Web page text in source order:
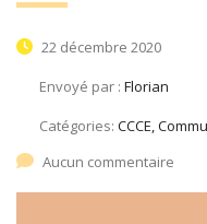
22 décembre 2020
Envoyé par : Florian
Catégories: CCCE,
Aucun commentaire